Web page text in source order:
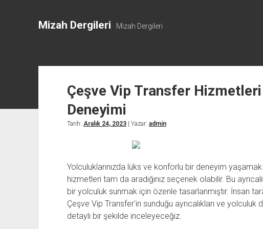
Mizah Dergileri Mizah Dergileri
Çeşve Vip Transfer Hizmetleri
Deneyimi
Tarih: Aralık 24, 2023| Yazar: admin
Yolculuklarınızda lüks ve konforlu bir deneyim
hizmetleri tam da aradığınız seçenek olabilir. Bu
bir yolculuk sunmak için özenle tasarlanmıştır. İnsan
Çeşve Vip Transfer'in sunduğu ayrıcalıkları ve yolculuk
detaylı bir şekilde inceleyeceğiz.